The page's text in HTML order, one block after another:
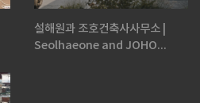
설해원과 조호건축사사무소 |
Seolhaeone and JOHO...